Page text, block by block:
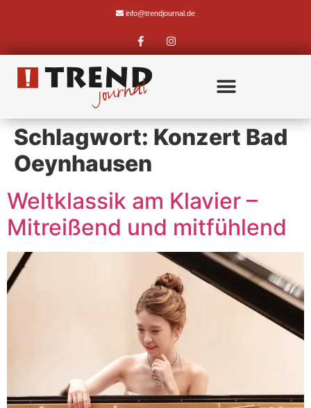
info@trendjournal.de
Schlagwort: Konzert Bad
Oeynhausen
Weltklassik am Klavier –
Mitreißend und mitfühlend